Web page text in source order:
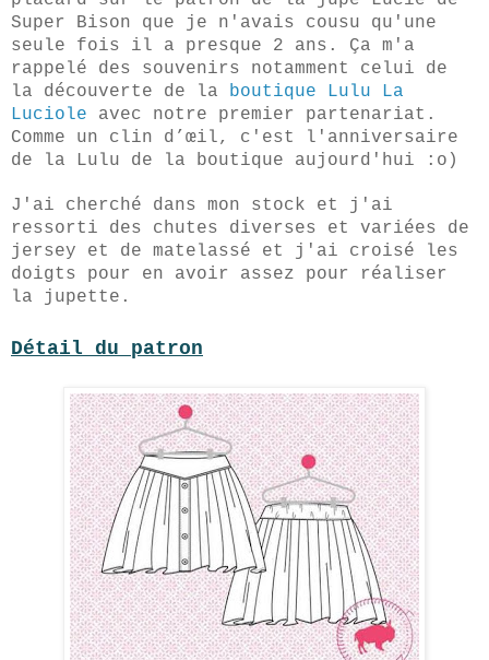
Super Bison que je n'avais cousu qu'une
seule fois il a presque 2 ans. Ça m'a
rappelé des souvenirs notamment celui de
la découverte de la boutique Lulu La
Luciole avec notre premier partenariat.
Comme un clin d’œil, c'est l'anniversaire
de la Lulu de la boutique aujourd'hui :o)
J'ai cherché dans mon stock et j'ai
ressorti des chutes diverses et variées de
jersey et de matelassé et j'ai croisé les
doigts pour en avoir assez pour réaliser
la jupette.
Détail du patron